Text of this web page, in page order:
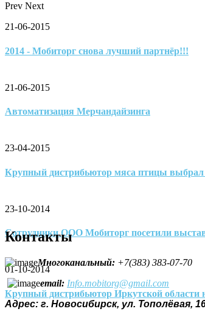
Prev Next
21-06-2015
2014 - Мобиторг снова лучший партнёр!!!
21-06-2015
Автоматизация Мерчандайзинга
23-04-2015
Крупный дистрибьютор мяса птицы
23-10-2014
Сотрудники ООО Мобиторг посетили
01-10-2014
Крупный дистрибьютор Иркутской области
Контакты
Многоканальный: +7(383) 383-07-70
email: Info.mobitorg@gmail.com
Адрес: г. Новосибирск, ул. Тополёвая,